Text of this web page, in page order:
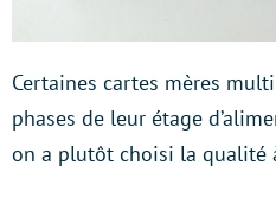
Certaines cartes mères
phases de leur étage
on a plutôt choisi la qualité